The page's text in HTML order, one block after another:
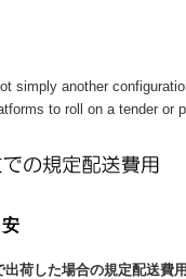
simply another
to roll on a tender or
荷した場合の規定配送費